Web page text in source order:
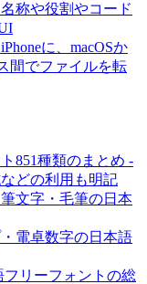
称や役割やコード
に、macOSか
間でファイルを転
851種類のまとめ -
どの利用も明記
文字・毛筆の日本
電卓数字の日本語
リーフォントの総